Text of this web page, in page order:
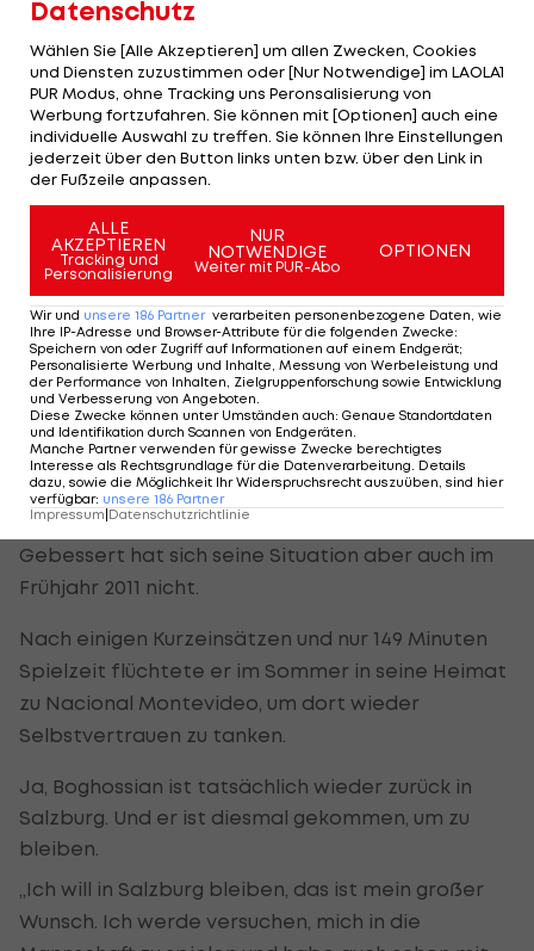
sehr wohl. Darum bin ich glücklich, wieder hier zu
sein.“
Kein Glück, kein Kredit
Zum einen fehlte Boghossian im Abschluss oft das
nötige Glück, zum anderen der Kredit der Fans.
Bei jeder misslungenen Aktion erntete der
Südamerikaner Pfiffe, mit jedem Pfiff wuchs die
Verunsicherung.
„Im Stadion kann natürlich jeder schreien, was er
will. Man darf sich davon nicht beirren lassen,
sondern muss weiter fokussiert bleiben. Die Fans,
die ich privat auf der Straße getroffen habe,
haben mich immer aufgebaut und nur positiv
gesprochen“, so Boghossian.
Gebessert hat sich seine Situation aber auch im
Frühjahr 2011 nicht.
Nach einigen Kurzeinsätzen und nur 149 Minuten
Spielzeit flüchtete er im Sommer in seine Heimat
zu Nacional Montevideo, um dort wieder
Selbstvertrauen zu tanken.
Ja, Boghossian ist tatsächlich wieder zurück in
Salzburg. Und er ist diesmal gekommen, um zu
bleiben.
„Ich will in Salzburg bleiben, das ist mein großer
Wunsch. Ich werde versuchen, mich in die
Datenschutz
Wählen Sie [Alle Akzeptieren] um allen Zwecken, Cookies
und Diensten zuzustimmen oder [Nur Notwendige] im LAOLA1
PUR Modus, ohne Tracking uns Peronsalisierung von
Werbung fortzufahren. Sie können mit [Optionen] auch eine
individuelle Auswahl zu treffen. Sie können Ihre Einstellungen
jederzeit über den Button links unten bzw. über den Link in
der Fußzeile anpassen.
ALLE
AKZEPTIEREN
Tracking und
Personalisierung
NUR
NOTWENDIGE
Weiter mit PUR-Abo
OPTIONEN
Wir und unsere 186 Partner verarbeiten personenbezogene Daten, wie
Ihre IP-Adresse und Browser-Attribute für die folgenden Zwecke:
Speichern von oder Zugriff auf Informationen auf einem Endgerät;
Personalisierte Werbung und Inhalte, Messung von Werbeleistung und
der Performance von Inhalten, Zielgruppenforschung sowie Entwicklung
und Verbesserung von Angeboten.
Diese Zwecke können unter Umständen auch: Genaue Standortdaten
und Identifikation durch Scannen von Endgeräten.
Manche Partner verwenden für gewisse Zwecke berechtigtes
Interesse als Rechtsgrundlage für die Datenverarbeitung. Details
dazu, sowie die Möglichkeit Ihr Widerspruchsrecht auszuüben, sind hier
verfügbar: unsere 186 Partner
Impressum Datenschutzrichtlinie